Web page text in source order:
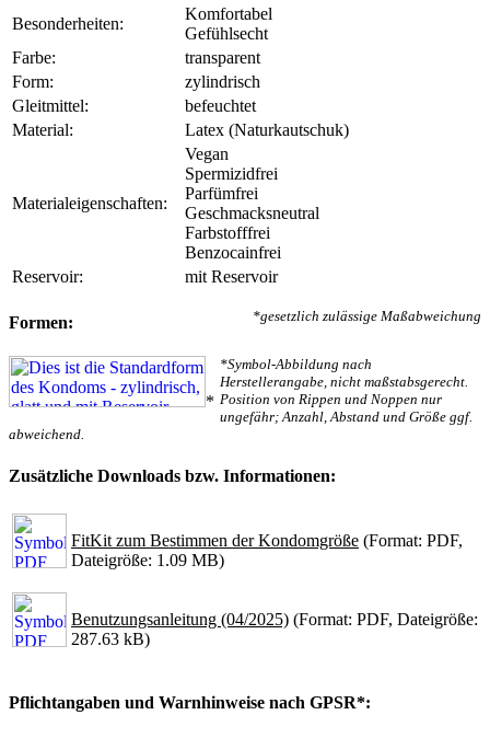
Besonderheiten:
Komfortabel
Gefühlsecht
Farbe:
transparent
Form:
zylindrisch
Gleitmittel:
befeuchtet
Material:
Latex (Naturkautschuk)
Materialeigenschaften:
Vegan
Spermizidfrei
Parfümfrei
Geschmacksneutral
Farbstofffrei
Benzocainfrei
Reservoir:
mit Reservoir
*gesetzlich zulässige Maßabweichung
Formen:
*
*Symbol-Abbildung nach
Herstellerangabe, nicht maßstabsgerecht.
Position von Rippen und Noppen nur
ungefähr; Anzahl, Abstand und Größe ggf.
abweichend.
Zusätzliche Downloads bzw. Informationen:
FitKit zum Bestimmen der Kondomgröße (Format: PDF,
Dateigröße: 1.09 MB)
Benutzungsanleitung (04/2025) (Format: PDF, Dateigröße:
287.63 kB)
Pflichtangaben und Warnhinweise nach GPSR*: